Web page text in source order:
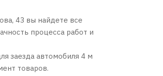
43 вы найдете все
процесса работ и
заезда автомобиля 4 м
товаров.